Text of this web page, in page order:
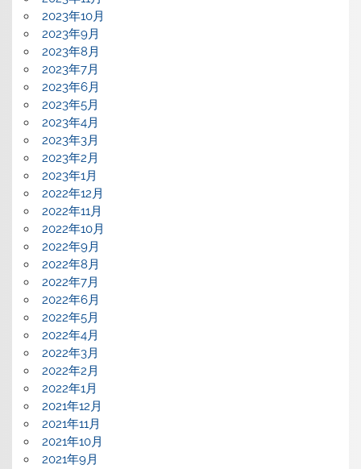
2023年10月
2023年9月
2023年8月
2023年7月
2023年6月
2023年5月
2023年4月
2023年3月
2023年2月
2023年1月
2022年12月
2022年11月
2022年10月
2022年9月
2022年8月
2022年7月
2022年6月
2022年5月
2022年4月
2022年3月
2022年2月
2022年1月
2021年12月
2021年11月
2021年10月
2021年9月